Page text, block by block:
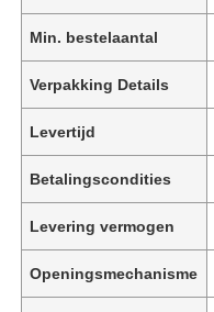
Min. bestelaantal
Verpakking Details
Levertijd
Betalingscondities
Levering vermogen
Openingsmechanisme